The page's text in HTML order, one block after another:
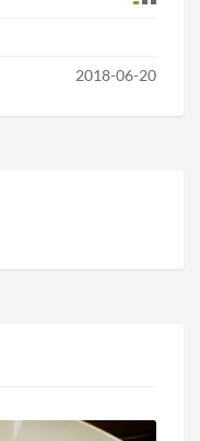
2018-06-20